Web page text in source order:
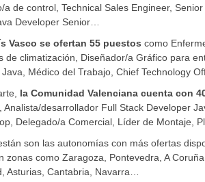
a de control, Technical Sales Engineer,
Developer Senior…
Vasco se ofertan 55 puestos como
de climatización, Diseñador/a Gráfico para
Java, Médico del Trabajo, Chief Technology
la Comunidad Valenciana cuenta con
Analista/desarrollador Full Stack Developer
Delegado/a Comercial, Líder de Montaje,
son las autonomías con más ofertas
zonas como Zaragoza, Pontevedra, A
Asturias, Cantabria, Navarra…